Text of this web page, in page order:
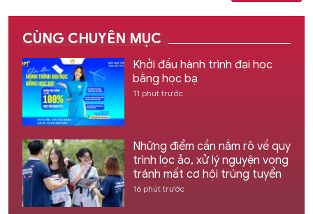
CÙNG CHUYÊN MỤC
Khởi đầu hành trình đại học
bằng học bạ
11 phút trước
Những điểm cần nắm rõ về quy
trình lọc ảo, xử lý nguyện vọng
tránh mất cơ hội trúng tuyển
16 phút trước